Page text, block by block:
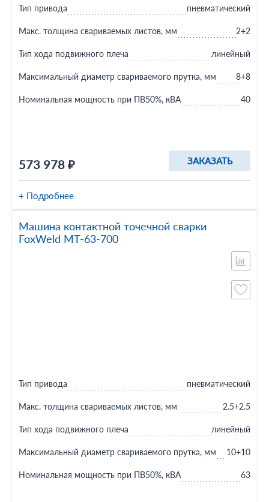
573 978 ₽ ЗАКАЗАТЬ
Тип привода пневматический
Макс. толщина свариваемых листов, мм 2+2
Тип хода подвижного плеча линейный
Максимальный диаметр свариваемого прутка, мм 8+8
Номинальная мощность при ПВ50%, кВА 40
+ Подробнее
Машина контактной точечной сварки
FoxWeld МТ-63-700
Тип привода пневматический
Макс. толщина свариваемых листов, мм 2.5+2.5
Тип хода подвижного плеча линейный
Максимальный диаметр свариваемого прутка, мм 10+10
Номинальная мощность при ПВ50%, кВА 63